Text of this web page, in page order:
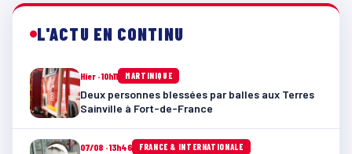
L'ACTU EN CONTINU
Hier · 10h11 MARTINIQUE
Deux personnes blessées par balles aux Terres
Sainville à Fort-de-France
07/08 · 13h46 FRANCE & INTERNATIONALE